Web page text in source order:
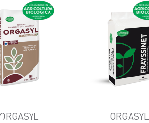
ORGASYL